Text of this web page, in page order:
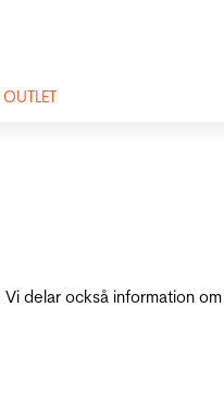
delar också information
OUTLET